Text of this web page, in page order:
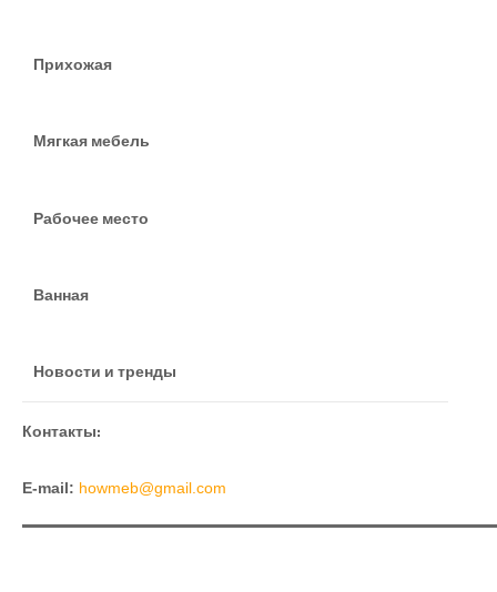
Прихожая
Мягкая мебель
Рабочее место
Ванная
Новости и тренды
Контакты:
E-mail: howmeb@gmail.com